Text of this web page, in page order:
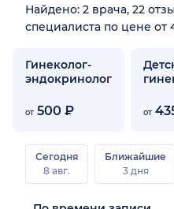
Найдено: 2 врача, 22
специалиста по цене от
Гинеколог-
эндокринолог
от 500 ₽ от
Сегодня
8 авг.
Ближайшие
3 дня